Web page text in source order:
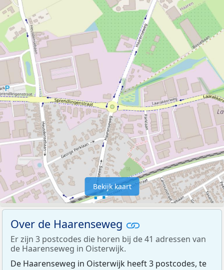
Bekijk kaart
Over de Haarenseweg
Er zijn 3 postcodes die horen bij de 41 adressen van
de Haarenseweg in Oisterwijk.
De Haarenseweg in Oisterwijk heeft 3 postcodes, te